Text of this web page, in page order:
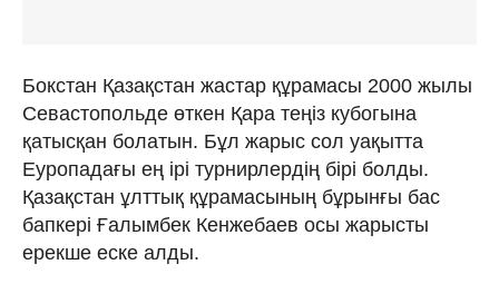
Бокстан Қазақстан жастар құрамасы 2000 жылы
Севастопольде өткен Қара теңіз кубогына
қатысқан болатын. Бұл жарыс сол уақытта
Еуропадағы ең ірі турнирлердің бірі болды.
Қазақстан ұлттық құрамасының бұрынғы бас
бапкері Ғалымбек Кенжебаев осы жарысты
ерекше еске алды.